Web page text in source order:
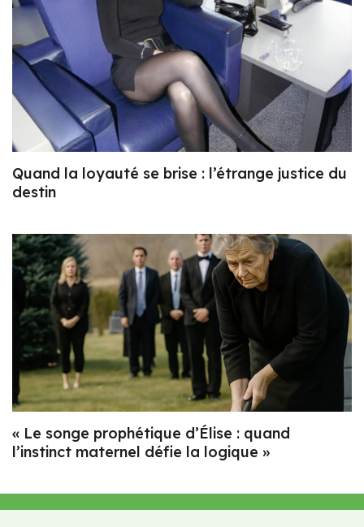
Quand la loyauté se brise : l’étrange justice du
destin
« Le songe prophétique d’Élise : quand
l’instinct maternel défie la logique »